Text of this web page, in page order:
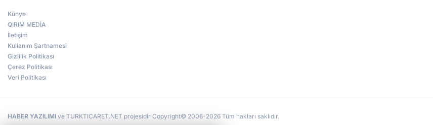
Künye
QIRIM MEDİA
İletişim
Kullanım Şartnamesi
Gizlilik Politikası
Çerez Politikası
Veri Politikası
HABER YAZILIMI ve TURKTICARET.NET projesidir Copyright© 2006-2026 Tüm hakları saklıdır.